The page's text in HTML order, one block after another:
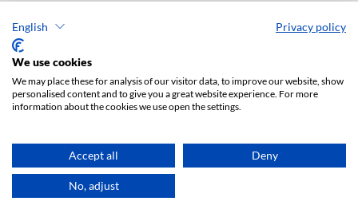
English Privacy policy
We use cookies
We may place these for analysis of our visitor data, to improve our website, show
personalised content and to give you a great website experience. For more
information about the cookies we use open the settings.
Accept all Deny
No, adjust
Acta Universitatis Lodziensis. Folia Iuridica
ISSN: 0208-6069
Publisher: Lodz University Press (website)
Publisher's office:
Accesibility declaration